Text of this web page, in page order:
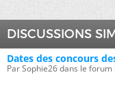
DISCUSSIONS
Dates des concours
Par Sophie26 dans le forum